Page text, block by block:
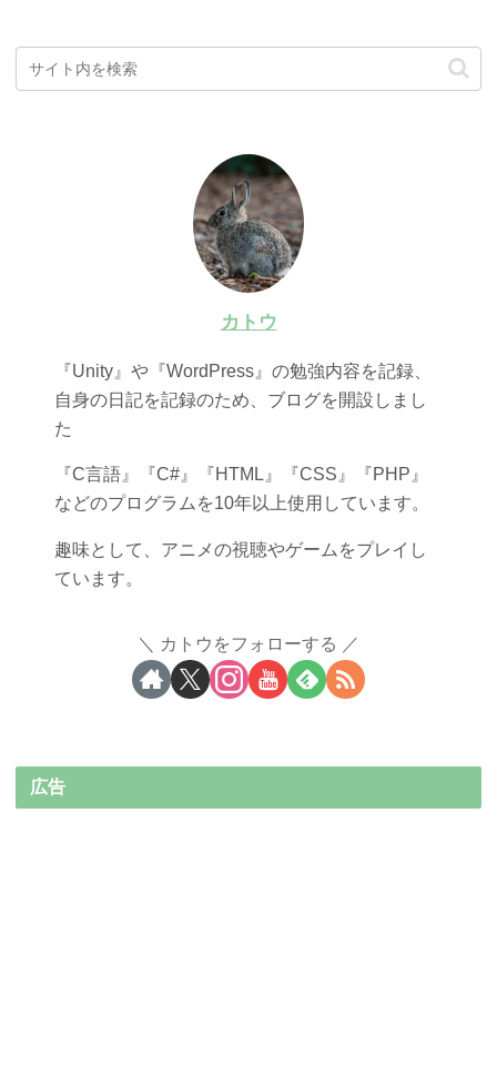
カトウ
『Unity』や『WordPress』の勉強内容を記録、
自身の日記を記録のため、ブログを開設しまし
た
『C言語』『C#』『HTML』『CSS』『PHP』
などのプログラムを10年以上使用しています。
趣味として、アニメの視聴やゲームをプレイし
ています。
カトウをフォローする
広告